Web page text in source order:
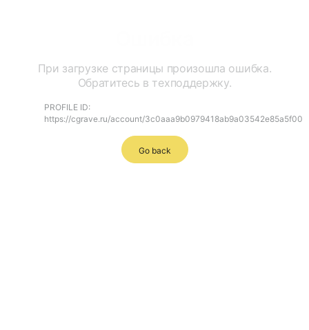
При загрузке страницы произошла ошибка.
Обратитесь в техподдержку.
PROFILE ID:
https://cgrave.ru/account/3c0aaa9b0979418ab9a03542e85a5f00
Go back